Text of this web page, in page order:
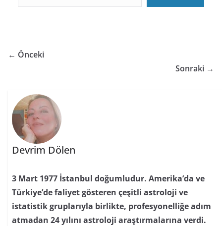
← Önceki
Sonraki →
Devrim Dölen
3 Mart 1977 İstanbul doğumludur. Amerika’da ve
Türkiye’de faliyet gösteren çeşitli astroloji ve
istatistik gruplarıyla birlikte, profesyonelliğe adım
atmadan 24 yılını astroloji araştırmalarına verdi.